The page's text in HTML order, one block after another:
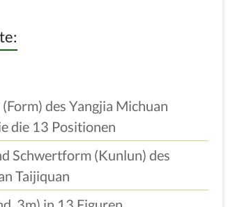
des Yangjia Michuan
die 13 Positionen
Schwertform (Kunlun) des
Taijiquan